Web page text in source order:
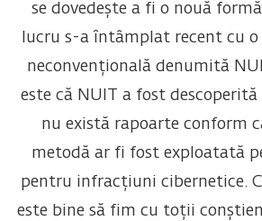
se dovedește a fi o nouă
lucru s-a întâmplat recent cu
neconvențională denumită
este că NUIT a fost
nu există rapoarte conform
metodă ar fi fost exploatată
pentru infracțiuni cibernetice.
este bine să fim cu toții